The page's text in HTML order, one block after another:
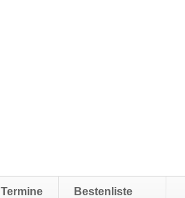
Termine Bestenliste